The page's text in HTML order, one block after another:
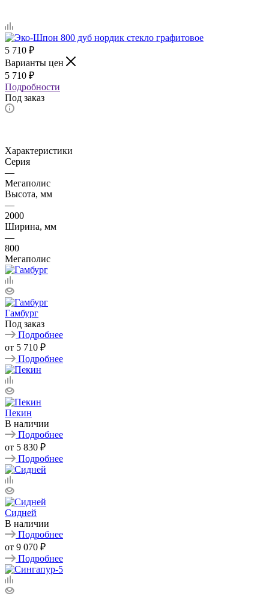
5 710 ₽
Варианты цен
5 710 ₽
Подробности
Под заказ
Характеристики
Серия
—
Мегаполис
Высота, мм
—
2000
Ширина, мм
—
800
Мегаполис
Гамбург
Под заказ
Подробнее
от 5 710 ₽
Подробнее
Пекин
В наличии
Подробнее
от 5 830 ₽
Подробнее
Сидней
В наличии
Подробнее
от 9 070 ₽
Подробнее